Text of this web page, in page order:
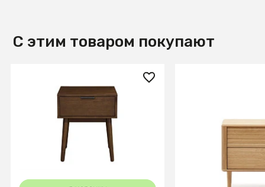
С этим товаром покупают
23 800 ₽
Тумба прикроватная Halmar
CASSINA (орех)
Lenon Тумбочка
из шпона дуба